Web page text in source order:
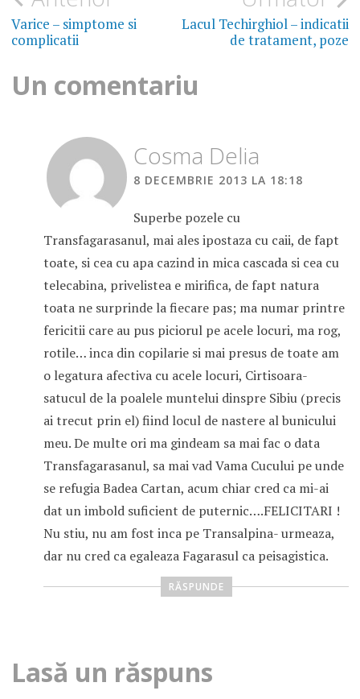
în
Varice – simptome si
complicatii
Lacul Techirghiol – indicatii
de tratament, poze
Un comentariu
Cosma Delia
8 DECEMBRIE 2013 LA 18:18
Superbe pozele cu
Transfagarasanul, mai ales ipostaza cu caii, de fapt
toate, si cea cu apa cazind in mica cascada si cea cu
telecabina, privelistea e mirifica, de fapt natura
toata ne surprinde la fiecare pas; ma numar printre
fericitii care au pus piciorul pe acele locuri, ma rog,
rotile… inca din copilarie si mai presus de toate am
o legatura afectiva cu acele locuri, Cirtisoara-
satucul de la poalele muntelui dinspre Sibiu (precis
ai trecut prin el) fiind locul de nastere al bunicului
meu. De multe ori ma gindeam sa mai fac o data
Transfagarasanul, sa mai vad Vama Cucului pe unde
se refugia Badea Cartan, acum chiar cred ca mi-ai
dat un imbold suficient de puternic….FELICITARI !
Nu stiu, nu am fost inca pe Transalpina- urmeaza,
dar nu cred ca egaleaza Fagarasul ca peisagistica.
RĂSPUNDE
Lasă un răspuns